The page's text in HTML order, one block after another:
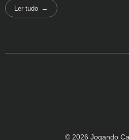
Ler tudo
© 2026 Jogando